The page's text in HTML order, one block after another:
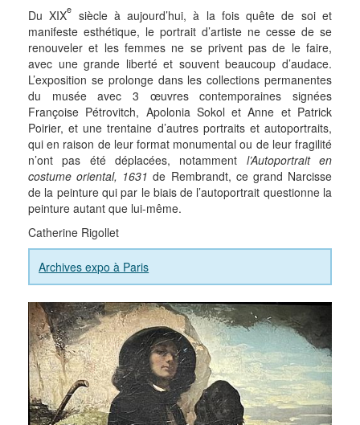
Du XIXe siècle à aujourd’hui, à la fois quête de soi et
manifeste esthétique, le portrait d’artiste ne cesse de se
renouveler et les femmes ne se privent pas de le faire,
avec une grande liberté et souvent beaucoup d’audace.
L’exposition se prolonge dans les collections permanentes
du musée avec 3 œuvres contemporaines signées
Françoise Pétrovitch, Apolonia Sokol et Anne et Patrick
Poirier, et une trentaine d’autres portraits et autoportraits,
qui en raison de leur format monumental ou de leur fragilité
n’ont pas été déplacées, notamment l’Autoportrait en
costume oriental, 1631 de Rembrandt, ce grand Narcisse
de la peinture qui par le biais de l’autoportrait questionne la
peinture autant que lui-même.
Catherine Rigollet
Archives expo à Paris